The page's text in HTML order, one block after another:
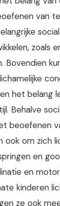
van
zoals
Bovendien
het belang
Behalve
beoefenen
ook om zich
en
en
kinderen
ze ook